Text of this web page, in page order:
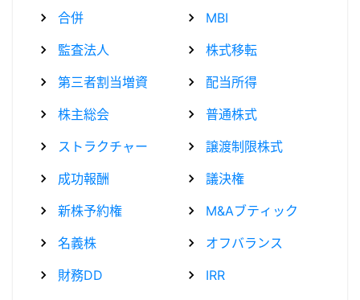
合併
MBI
監査法人
株式移転
第三者割当増資
配当所得
株主総会
普通株式
ストラクチャー
譲渡制限株式
成功報酬
議決権
新株予約権
M&Aブティック
名義株
オフバランス
財務DD
IRR